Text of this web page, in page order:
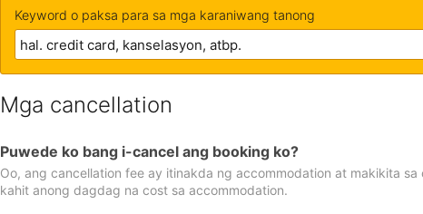
Keyword o paksa para sa mga karaniwang tanong
Mga cancellation
Puwede ko bang i-cancel ang booking ko?
Oo, ang cancellation fee ay itinakda ng accommodation at makikita
kahit anong dagdag na cost sa accommodation.